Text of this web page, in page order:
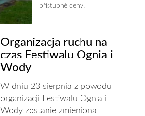
přístupné ceny.
Organizacja ruchu na
czas Festiwalu Ognia i
Wody
W dniu 23 sierpnia z powodu
organizacji Festiwalu Ognia i
Wody zostanie zmieniona